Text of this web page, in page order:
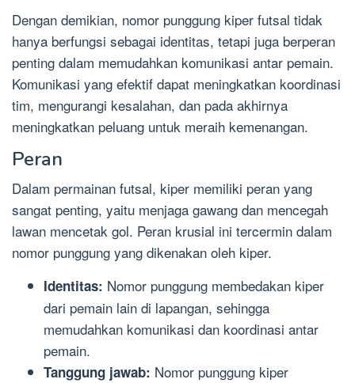
Dengan demikian, nomor punggung kiper futsal tidak
hanya berfungsi sebagai identitas, tetapi juga berperan
penting dalam memudahkan komunikasi antar pemain.
Komunikasi yang efektif dapat meningkatkan koordinasi
tim, mengurangi kesalahan, dan pada akhirnya
meningkatkan peluang untuk meraih kemenangan.
Peran
Dalam permainan futsal, kiper memiliki peran yang
sangat penting, yaitu menjaga gawang dan mencegah
lawan mencetak gol. Peran krusial ini tercermin dalam
nomor punggung yang dikenakan oleh kiper.
Identitas: Nomor punggung membedakan kiper
dari pemain lain di lapangan, sehingga
memudahkan komunikasi dan koordinasi antar
pemain.
Tanggung jawab: Nomor punggung kiper